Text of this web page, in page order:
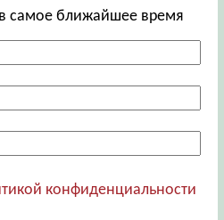
самое ближайшее время
конфиденциальности